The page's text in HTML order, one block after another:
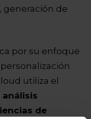
generación de
por su enfoque
utiliza el
de